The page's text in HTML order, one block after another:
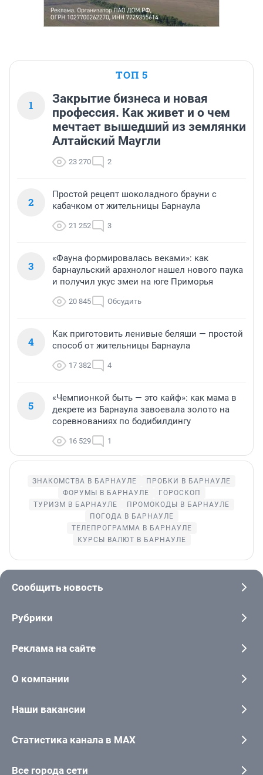
ТОП 5
1
Закрытие бизнеса и новая
профессия. Как живет и о чем
мечтает вышедший из землянки
Алтайский Маугли
23 270 2
2
Простой рецепт шоколадного брауни с
кабачком от жительницы Барнаула
21 252 3
3
«Фауна формировалась веками»: как
барнаульский арахнолог нашел нового паука
и получил укус змеи на юге Приморья
20 845 Обсудить
4
Как приготовить ленивые беляши — простой
способ от жительницы Барнаула
17 382 4
5
«Чемпионкой быть — это кайф»: как мама в
декрете из Барнаула завоевала золото на
соревнованиях по бодибилдингу
16 529 1
ЗНАКОМСТВА В БАРНАУЛЕ
ПРОБКИ В БАРНАУЛЕ
ФОРУМЫ В БАРНАУЛЕ
ГОРОСКОП
ТУРИЗМ В БАРНАУЛЕ
ПРОМОКОДЫ В БАРНАУЛЕ
ПОГОДА В БАРНАУЛЕ
ТЕЛЕПРОГРАММА В БАРНАУЛЕ
КУРСЫ ВАЛЮТ В БАРНАУЛЕ
Сообщить новость
Рубрики
Реклама на сайте
О компании
Наши вакансии
Статистика канала в MAX
Все города сети